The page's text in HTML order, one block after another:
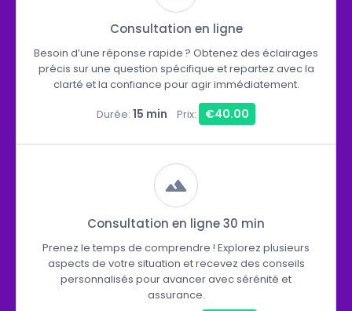
Consultation en ligne
Besoin d’une réponse rapide ? Obtenez des éclairages
précis sur une question spécifique et repartez avec la
clarté et la confiance pour agir immédiatement.
Durée: 15 min Prix: €40.00
Consultation en ligne 30 min
Prenez le temps de comprendre ! Explorez plusieurs
aspects de votre situation et recevez des conseils
personnalisés pour avancer avec sérénité et
assurance.